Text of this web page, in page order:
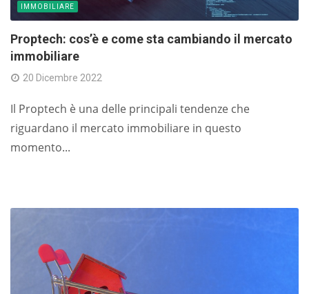
IMMOBILIARE
Proptech: cos’è e come sta cambiando il mercato
immobiliare
20 Dicembre 2022
Il Proptech è una delle principali tendenze che
riguardano il mercato immobiliare in questo
momento...